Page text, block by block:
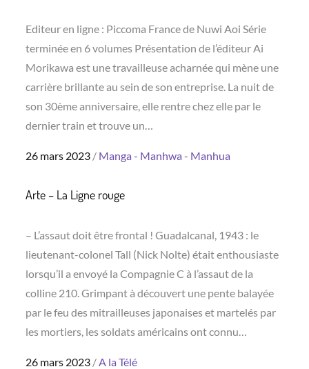
Editeur en ligne : Piccoma France de Nuwi Aoi Série
terminée en 6 volumes Présentation de l’éditeur Ai
Morikawa est une travailleuse acharnée qui mène une
carrière brillante au sein de son entreprise. La nuit de
son 30ème anniversaire, elle rentre chez elle par le
dernier train et trouve un…
Posted
26 mars 2023 Manga - Manhwa - Manhua
Arte – La Ligne rouge
– L’assaut doit être frontal ! Guadalcanal, 1943 : le
lieutenant-colonel Tall (Nick Nolte) était enthousiaste
lorsqu’il a envoyé la Compagnie C à l’assaut de la
colline 210. Grimpant à découvert une pente balayée
par le feu des mitrailleuses japonaises et martelés par
les mortiers, les soldats américains ont connu…
Posted
26 mars 2023 A la Télé